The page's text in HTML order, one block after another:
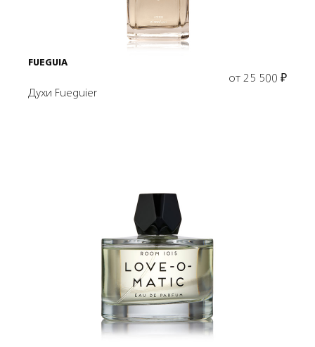
FUEGUIA
от 25 500 ₽
Духи Fueguier
Выбрать объем